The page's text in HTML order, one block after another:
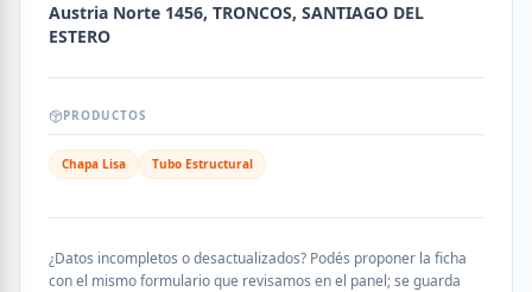
Austria Norte 1456, TRONCOS, SANTIAGO DEL
ESTERO
PRODUCTOS
Chapa Lisa Tubo Estructural
¿Datos incompletos o desactualizados? Podés proponer la ficha
con el mismo formulario que revisamos en el panel; se guarda